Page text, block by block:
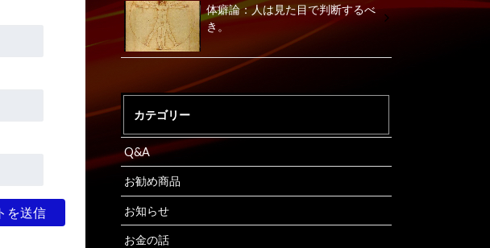
体癖論：人は見た目で判断するべ
き。
カテゴリー
Q&A
お勧め商品
お知らせ
お金の話